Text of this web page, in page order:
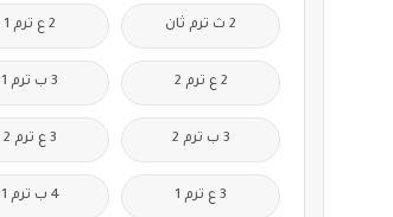
2 ث ترم ثان 2 ع ترم 1
2 ع ترم 2 3 ب ترم 1
3 ب ترم 2 3 ع ترم 2
3 ع ترم 1 4 ب ترم 1